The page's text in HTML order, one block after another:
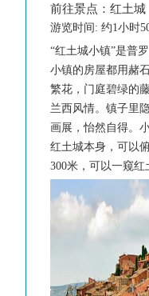
前往景点：红土城
游览时间: 约1小时
“红土城小镇”是普
小镇的房屋都用赭
繁花，门庭碧绿的
兰西风情。镇子里
画展，怡然自得。
红土城本身，可以
300米，可以一窥红